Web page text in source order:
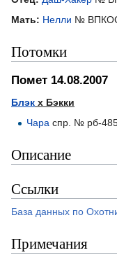
Мать: Нелли №
Потомки
Помет 14.08.2007
Блэк х Бэкки
Чара спр. № рб-
Описание
Ссылки
База данных по
Примечания